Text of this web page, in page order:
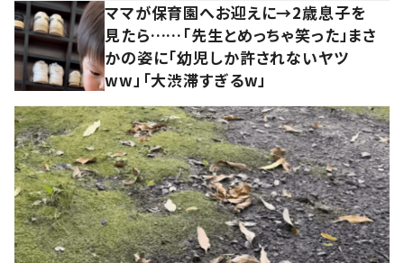
ママが保育園へお迎えに→2歳息子を
見たら……「先生とめっちゃ笑った」まさ
かの姿に「幼児しか許されないヤツ
ww」「大渋滞すぎるw」